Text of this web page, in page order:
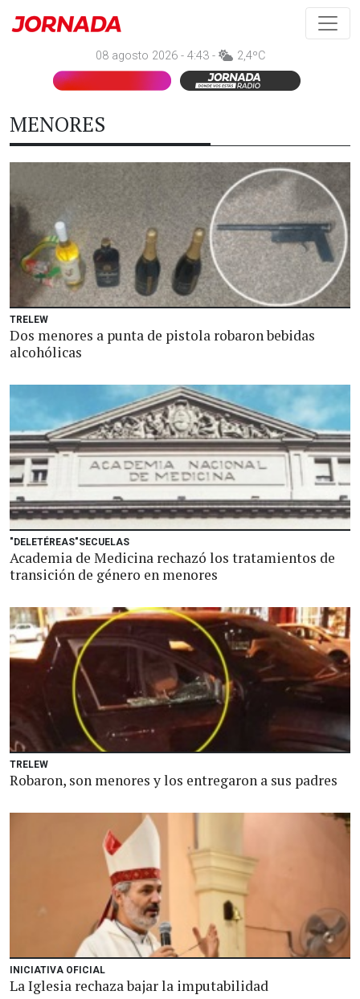
08 agosto 2026 - 4:43 - 2,4ºC
MENORES
TRELEW
Dos menores a punta de pistola robaron bebidas
alcohólicas
"DELETÉREAS"SECUELAS
Academia de Medicina rechazó los tratamientos de
transición de género en menores
TRELEW
Robaron, son menores y los entregaron a sus padres
INICIATIVA OFICIAL
La Iglesia rechaza bajar la imputabilidad